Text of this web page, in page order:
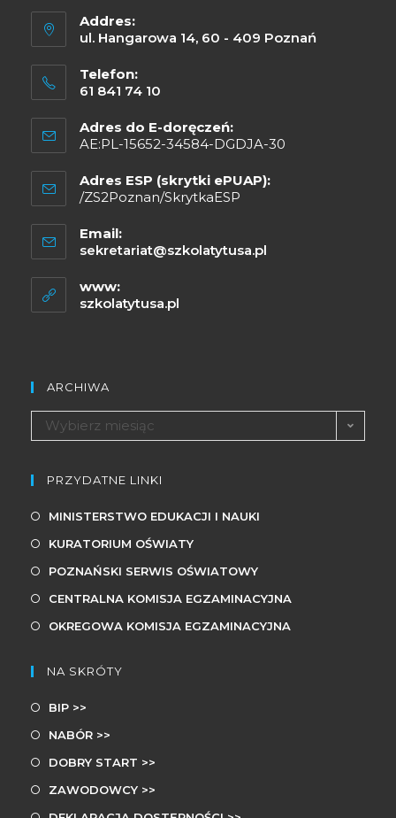
Addres:
ul. Hangarowa 14, 60 - 409 Poznań
Telefon:
61 841 74 10
Adres do E-doręczeń:
AE:PL-15652-34584-DGDJA-30
Adres ESP (skrytki ePUAP):
/ZS2Poznan/SkrytkaESP
Email:
sekretariat@szkolatytusa.pl
www:
szkolatytusa.pl
ARCHIWA
Wybierz miesiąc
PRZYDATNE LINKI
MINISTERSTWO EDUKACJI I NAUKI
KURATORIUM OŚWIATY
POZNAŃSKI SERWIS OŚWIATOWY
CENTRALNA KOMISJA EGZAMINACYJNA
OKREGOWA KOMISJA EGZAMINACYJNA
NA SKRÓTY
BIP >>
NABÓR >>
DOBRY START >>
ZAWODOWCY >>